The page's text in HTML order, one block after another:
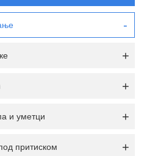
и уметци
притиском